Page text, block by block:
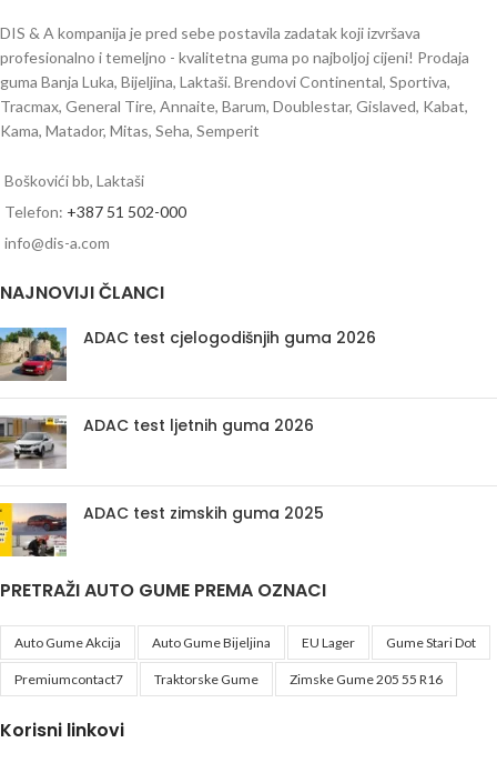
DIS & A kompanija je pred sebe postavila zadatak koji izvršava
profesionalno i temeljno - kvalitetna guma po najboljoj cijeni! Prodaja
guma Banja Luka, Bijeljina, Laktaši. Brendovi Continental, Sportiva,
Tracmax, General Tire, Annaite, Barum, Doublestar, Gislaved, Kabat,
Kama, Matador, Mitas, Seha, Semperit
Boškovići bb, Laktaši
Telefon: +387 51 502-000
info@dis-a.com
NAJNOVIJI ČLANCI
ADAC test cjelogodišnjih guma 2026
ADAC test ljetnih guma 2026
ADAC test zimskih guma 2025
PRETRAŽI AUTO GUME PREMA OZNACI
Auto Gume Akcija Auto Gume Bijeljina EU Lager Gume Stari Dot
Premiumcontact7 Traktorske Gume Zimske Gume 205 55 R16
Korisni linkovi